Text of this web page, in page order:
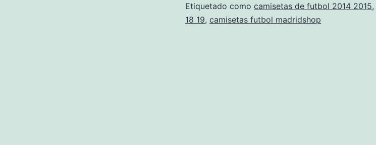
barata
Etiquetado como camisetas de futbol 2014 2015,
18 19, camisetas futbol madridshop